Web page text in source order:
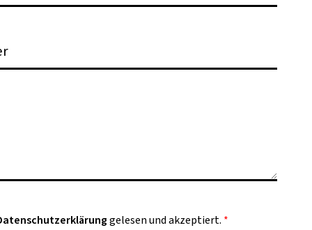
gelesen und akzeptiert. *